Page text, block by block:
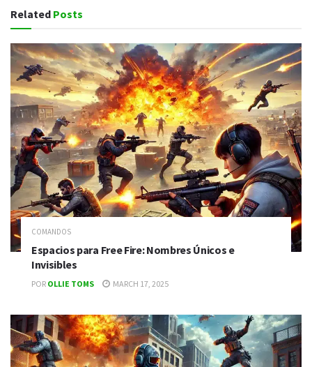
Related Posts
COMANDOS
Espacios para Free Fire: Nombres Únicos e
Invisibles
POR OLLIE TOMS MARCH 17, 2025